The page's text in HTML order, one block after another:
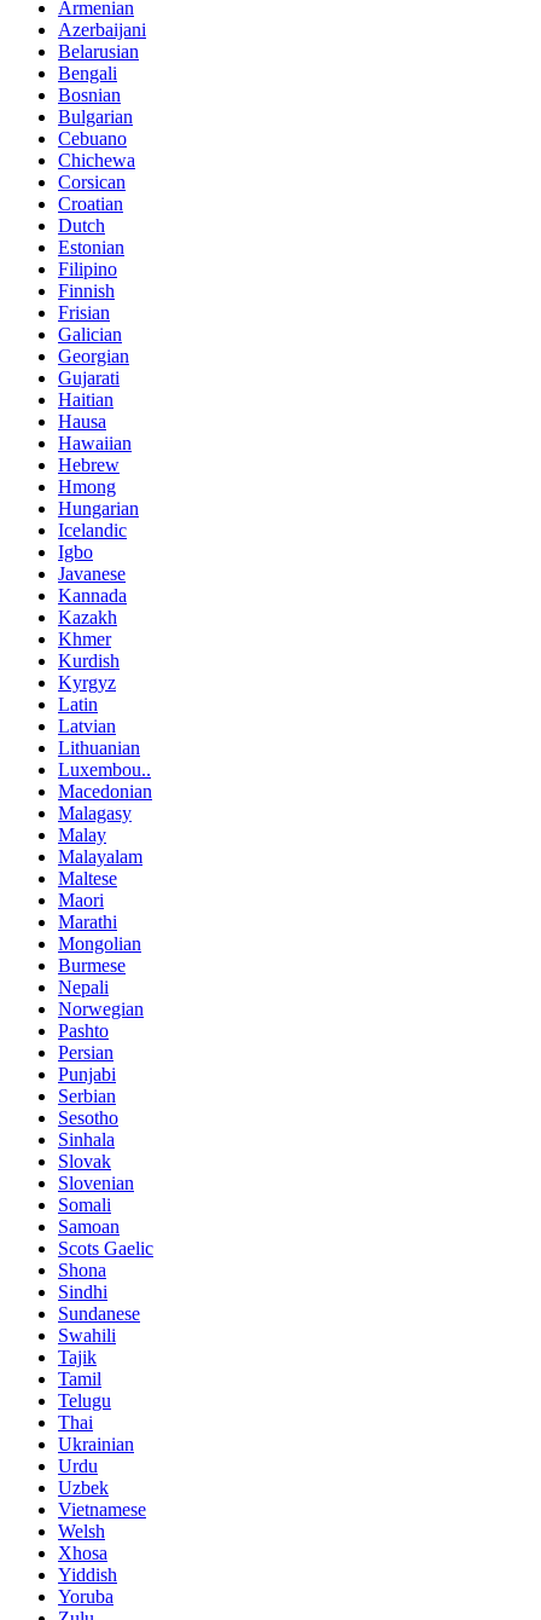
Armenian
Azerbaijani
Belarusian
Bengali
Bosnian
Bulgarian
Cebuano
Chichewa
Corsican
Croatian
Dutch
Estonian
Filipino
Finnish
Frisian
Galician
Georgian
Gujarati
Haitian
Hausa
Hawaiian
Hebrew
Hmong
Hungarian
Icelandic
Igbo
Javanese
Kannada
Kazakh
Khmer
Kurdish
Kyrgyz
Latin
Latvian
Lithuanian
Luxembou..
Macedonian
Malagasy
Malay
Malayalam
Maltese
Maori
Marathi
Mongolian
Burmese
Nepali
Norwegian
Pashto
Persian
Punjabi
Serbian
Sesotho
Sinhala
Slovak
Slovenian
Somali
Samoan
Scots Gaelic
Shona
Sindhi
Sundanese
Swahili
Tajik
Tamil
Telugu
Thai
Ukrainian
Urdu
Uzbek
Vietnamese
Welsh
Xhosa
Yiddish
Yoruba